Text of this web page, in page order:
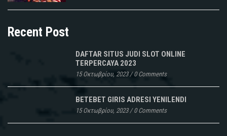
Recent Post
DAFTAR SITUS JUDI SLOT ONLINE
TERPERCAYA 2023
15 Οκτωβρίου, 2023/0 Comments
BETEBET GIRIS ADRESI YENILENDI
15 Οκτωβρίου, 2023/0 Comments